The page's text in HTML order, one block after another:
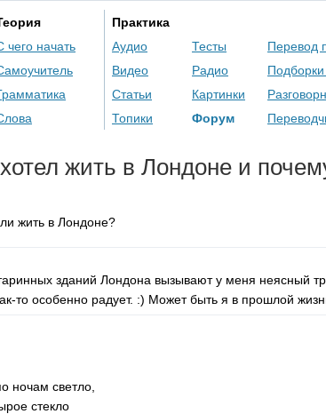
чего начать
Практика
Аудио
Видео
Статьи
Топики
Тесты
Радио
Картинки
Форум
Перевод
жить в Лондоне и
жить в Лондоне?
зданий Лондона вызывают у меня неясный
то особенно радует. :) Может быть я в прошлой
ночам светло,
стекло